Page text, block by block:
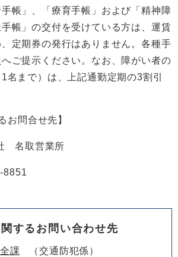
手帳」、「療育手帳」および「精神障
帳」の交付を受けている方は、運賃
定期券の発行はありません。各種手
ご提示ください。なお、障がい者の
名まで）は、上記通勤定期の3割引
問合せ先】
名取営業所
するお問い合わせ先
課
交通防犯係